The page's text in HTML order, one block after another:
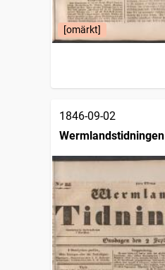
[omärkt]
1846-09-02
Wermlandstidningen